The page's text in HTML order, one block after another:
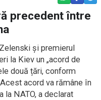
precedent între
și premierul
la Kiev un „acord de
două țări, conform
acord va rămâne în
la NATO, a declarat